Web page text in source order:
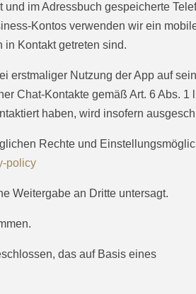
im Adressbuch gespeicherte
Kontos verwenden wir ein
Kontakt getreten sind.
erstmaliger Nutzung der App auf
Chat-Kontakte gemäß Art. 6 Abs. 1
haben, wird insofern
Rechte und
policy
Weitergabe an Dritte untersagt.
das auf Basis eines